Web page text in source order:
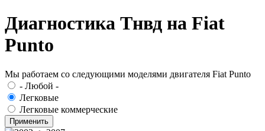
Диагностика Тнвд на Fiat
Punto
Мы работаем со следующими моделями двигателя Fiat Punto
- Любой -
Легковые
Легковые коммерческие